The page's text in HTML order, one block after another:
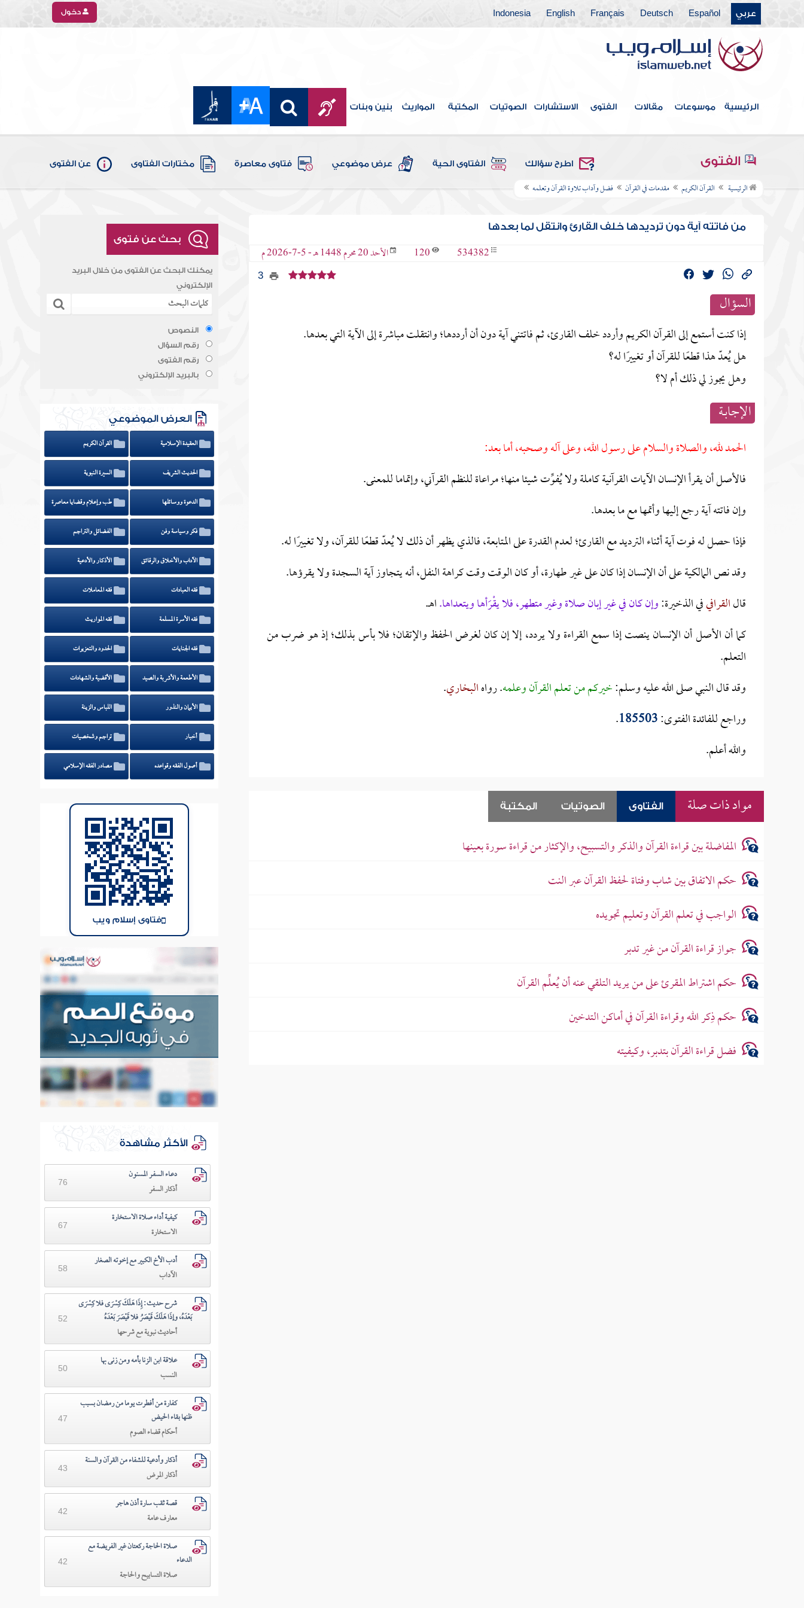
عربي Español
Deutsch
Français
English
Indonesia دخول
الرئيسية موسوعات مقالات الفتوى الاستشارات الصوتيات المكتبة المواريث بنين وبنات
الفتوى اطرح سؤالك الفتاوى الحية عرض موضوعي فتاوى معاصرة مختارات الفتاوى عن الفتوى
الرئيسية القرآن الكريم مقدمات في القرآن فضل وآداب تلاوة القرآن وتعلمه
من فاتته آية دون ترديدها خلف القارئ وانتقل لما بعدها
534382
120 الأحد 20 محرم 1448 هـ - 5-7-2026 م
3
السؤال
إذا كنت أستمع إلى القرآن الكريم وأردد خلف القارئ، ثم فاتتني آية دون أن أرددها؛ وانتقلت مباشرة إلى الآية التي بعدها.
هل يُعدّ هذا قطعًا للقرآن أو تغييرًا له؟
وهل يجوز لي ذلك أم لا؟
الإجابــة
الحمد لله، والصلاة والسلام على رسول الله، وعلى آله وصحبه، أما بعد:
فالأصل أن يقرأ الإنسان الآيات القرآنية كاملة ولا يُفوِّت شيئا منها؛ مراعاة للنظم القرآني، وإتماما للمعنى.
وإن فاتته آية رجع إليها وأتمها مع ما بعدها.
فإذا حصل له فوت آية أثناء الترديد مع القارئ؛ لعدم القدرة على المتابعة، فالذي يظهر أن ذلك لا يُعدّ قطعًا للقرآن، ولا تغييرًا له.
وقد نص المالكية على أن الإنسان إذا كان على غير طهارة، أو كان الوقت وقت كراهة النفل، أنه يتجاوز آية السجدة ولا يقرؤها.
قالالقرافيفي الذخيرة:وإن كان في غير إبان صلاة وغير متطهر، فلا يقْرَأها ويتعداها.اهـ.
كما أن الأصل أن الإنسان ينصت إذا سمع القراءة ولا يردد، إلا إن كان لغرض الحفظ والإتقان؛ فلا بأس بذلك؛ إذ هو ضرب من
التعلم.
وقد قال النبي صلى الله عليه وسلم:خيركم من تعلم القرآن وعلمه. رواهالبخاري.
وراجع للفائدة الفتوى:185503
.
والله أعلم.
مواد ذات صلة الفتاوى الصوتيات المكتبة
المفاضلة بين قراءة القرآن والذكر والتسبيح، والإكثار من قراءة سورة بعينها
حكم الاتفاق بين شاب وفتاة لحفظ القرآن عبر النت
الواجب في تعلم القرآن وتعليم تجويده
جواز قراءة القرآن من غير تدبر
حكم اشتراط المقرئ على من يريد التلقي عنه أن يُعلِّم القرآن
حكم ذِكر الله وقراءة القرآن في أماكن التدخين
فضل قراءة القرآن بتدبر، وكيفيته
بحث عن فتوى
يمكنك البحث عن الفتوى من خلال البريد
الإلكتروني
النصوص
رقم السؤال
رقم الفتوى
بالبريد الإلكتروني
العرض الموضوعي
العقيدة الإسلامية القرآن الكريم
الحديث الشريف السيرة النبوية
الدعوة ووسائلها طب وإعلام وقضايا معاصرة
فكر وسياسة وفن الفضائل والتراجم
الآداب والأخلاق والرقائق الأذكار والأدعية
فقه العبادات فقه المعاملات
فقه الأسرة المسلمة فقه المواريث
فقه الجنايات الحدود والتعزيرات
الأطعمة والأشربة والصيد الأقضية والشهادات
الأيمان والنذور اللباس والزينة
أخبار تراجم وشخصيات
أصول الفقه وقواعده مصادر الفقه الإسلامي
فتاوى إسلام ويب
الأكثر مشاهدة
دعـاء السفـر المسنون
أذكار السفر
76
كيفية أداء صلاة الاستخارة
الاستخارة
67
أدب الأخ الكبير مع إخوته الصغار
الآداب
58
شرح حديث: إِذَا هَلَكَ كِسْرَى فلا كِسْرَى
بَعْدَهُ، وإذَا هَلَكَ قَيْصَرُ فلا قَيْصَرَ بَعْدَهُ
أحاديث نبوية مع شرحها
52
علاقة ابن الزنا بأمه ومن زنى بها
النسب
50
كفارة من أفطرت يوما من رمضان بسبب
ظنها بقاء الحيض
أحكام قضاء الصوم
47
أذكار وأدعية للشفاء من القرآن والسنة
أذكار المرض
43
قصة ثقب سارة أذن هاجر
معارف عامة
42
صلاة الحاجة ركعتان غير الفريضة مع
الدعاء
صلاة التسابيح والحاجة
42